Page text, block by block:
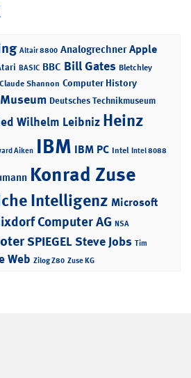
Altair 8800 Analogrechner Apple
BASIC BBC Bill Gates Bletchley
Claude Shannon Computer History
Deutsches Technikmuseum
Wilhelm Leibniz Heinz
Aiken IBM IBM PC Intel Intel 8088
Konrad Zuse
Intelligenz Microsoft
Computer AG NSA
SPIEGELSteve Jobs Tim
Web Zilog Z80 Zuse KG